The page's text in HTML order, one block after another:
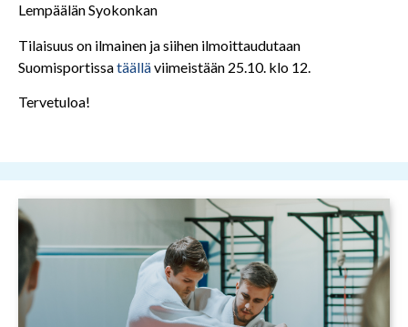
Lempäälän Syokonkan
Tilaisuus on ilmainen ja siihen ilmoittaudutaan
Suomisportissatäälläviimeistään 25.10. klo 12.
Tervetuloa!